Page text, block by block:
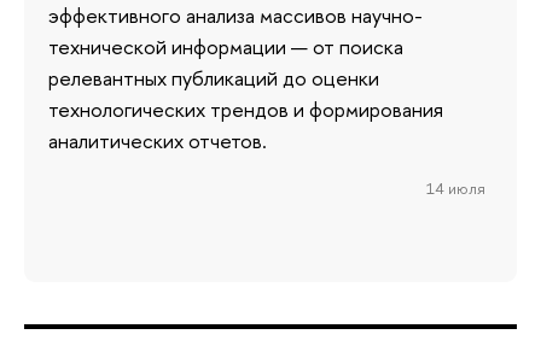
эффективного анализа массивов научно-
технической информации — от поиска
релевантных публикаций до оценки
технологических трендов и формирования
аналитических отчетов.
14 июля